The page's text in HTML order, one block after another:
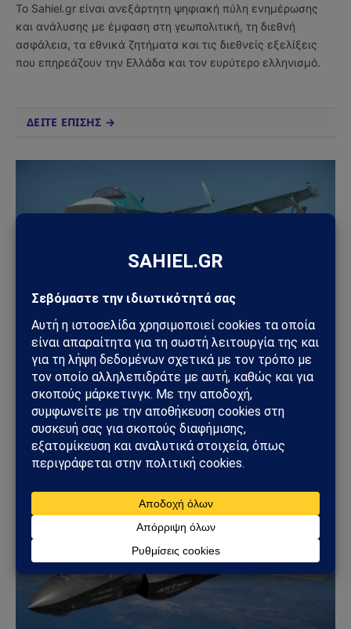
Το Sahiel.gr είναι ανεξάρτητη ψηφιακή πύλη ενημέρωσης
και ανάλυσης με έμφαση στη γεωπολιτική, τη διεθνή
ασφάλεια, τα εθνικά ζητήματα και τις διεθνείς εξελίξεις
που επηρεάζουν την Ελλάδα και τον ευρύτερο ελληνισμό.
ΔΕΙΤΕ ΕΠΙΣΗΣ →
ΓΕΩΣΤΡΑΤΗΓΙΚΉ
Ρωσία: Δορυφορικές εικόνες αποκαλύπτουν νέα
οχυρωμένα καταφύγια αεροσκαφών – Η Μόσχα
προετοιμάζεται για βαθύτερο πόλεμο φθοράς
31/07/2026